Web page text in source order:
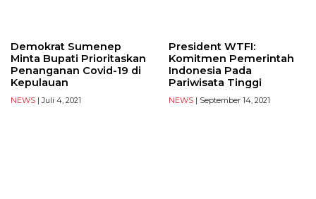
Demokrat Sumenep
Minta Bupati Prioritaskan
Penanganan Covid-19 di
Kepulauan
NEWS | Juli 4, 2021
President WTFI:
Komitmen Pemerintah
Indonesia Pada
Pariwisata Tinggi
NEWS | September 14, 2021